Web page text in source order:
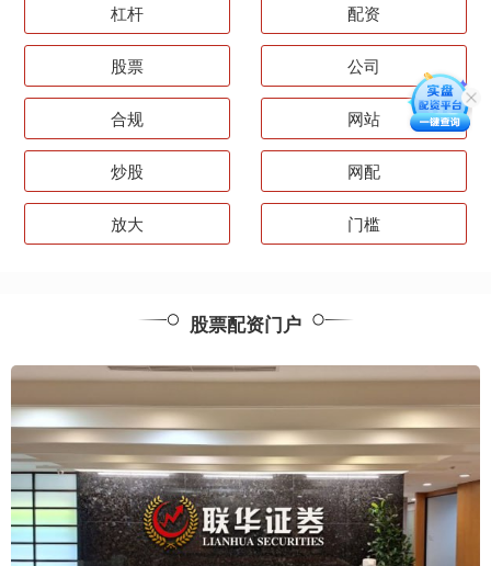
杠杆 配资
股票 公司
合规 网站
炒股 网配
放大 门槛
股票配资门户